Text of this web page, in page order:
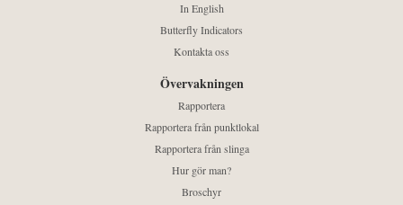
In English
Butterfly Indicators
Kontakta oss
Övervakningen
Rapportera
Rapportera från punktlokal
Rapportera från slinga
Hur gör man?
Broschyr